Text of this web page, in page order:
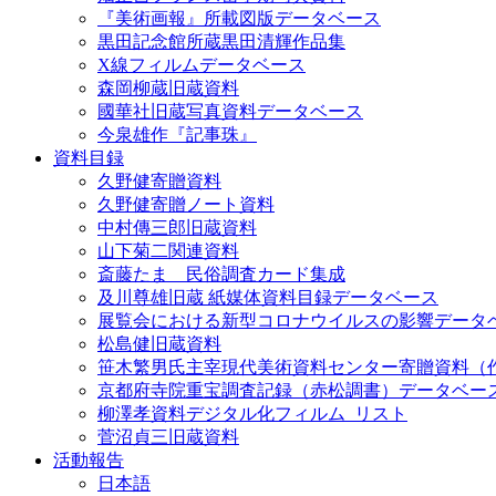
『美術画報』所載図版データベース
黒田記念館所蔵黒田清輝作品集
X線フィルムデータベース
森岡柳蔵旧蔵資料
國華社旧蔵写真資料データベース
今泉雄作『記事珠』
資料目録
久野健寄贈資料
久野健寄贈ノート資料
中村傳三郎旧蔵資料
山下菊二関連資料
斎藤たま 民俗調査カード集成
及川尊雄旧蔵 紙媒体資料目録データベース
展覧会における新型コロナウイルスの影響データ
松島健旧蔵資料
笹木繁男氏主宰現代美術資料センター寄贈資料（
京都府寺院重宝調査記録（赤松調書）データベー
柳澤孝資料デジタル化フィルム_リスト
菅沼貞三旧蔵資料
活動報告
日本語